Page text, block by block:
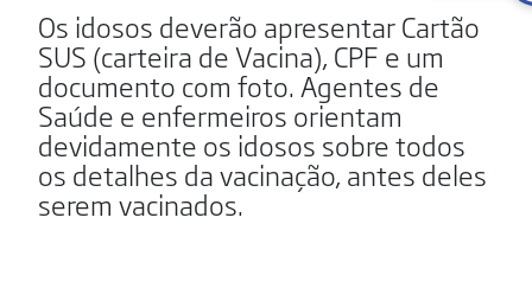
Os idosos deverão apresentar Cartão
SUS (carteira de Vacina), CPF e um
documento com foto. Agentes de
Saúde e enfermeiros orientam
devidamente os idosos sobre todos
os detalhes da vacinação, antes deles
serem vacinados.